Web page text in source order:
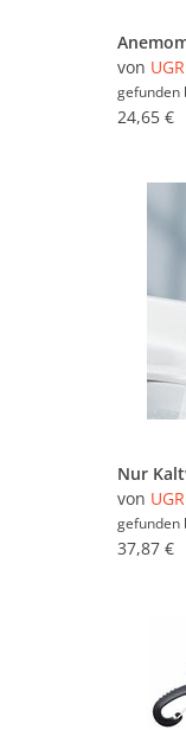
von
gefunden
24,65 €
von
gefunden
37,87 €